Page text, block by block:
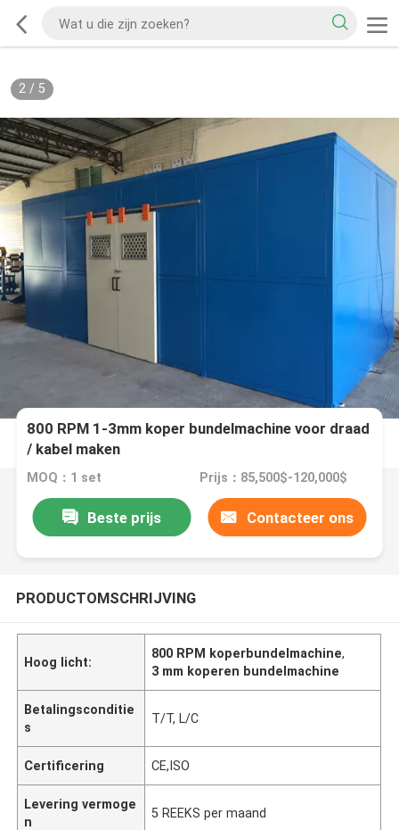
2/ 5
800 RPM 1-3mm koper bundelmachine voor draad
/ kabel maken
MOQ：1 set Prijs：85,500$-120,000$
Beste prijs Contacteer ons
PRODUCTOMSCHRIJVING
Hoog licht:
800 RPM koperbundelmachine,
3 mm koperen bundelmachine
Betalingsconditie
s
T/T, L/C
Certificering CE,ISO
Levering vermoge
n
5 REEKS per maand